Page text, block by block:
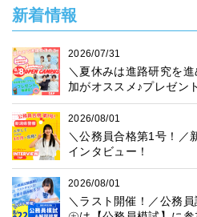
新着情報
2026/07/31
＼夏休みは進路研究を
加がオススメ♪プレゼン
2026/08/01
＼公務員合格第1号！／
インタビュー！
2026/08/01
＼ラスト開催！／公務